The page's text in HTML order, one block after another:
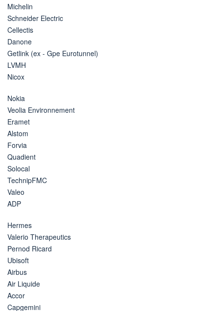
Michelin
Schneider Electric
Cellectis
Danone
Getlink (ex - Gpe Eurotunnel)
LVMH
Nicox
Nokia
Veolia Environnement
Eramet
Alstom
Forvia
Quadient
Solocal
TechnipFMC
Valeo
ADP
Hermes
Valerio Therapeutics
Pernod Ricard
Ubisoft
Airbus
Air Liquide
Accor
Capgemini